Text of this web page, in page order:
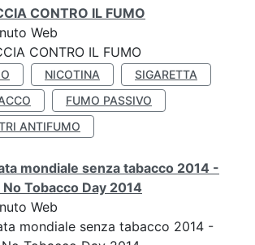
CONTRO IL FUMO
Web
CONTRO IL FUMO
NICOTINA
SIGARETTA
FUMO PASSIVO
ANTIFUMO
mondiale senza tabacco 2014 -
Tobacco Day 2014
Web
mondiale senza tabacco 2014 -